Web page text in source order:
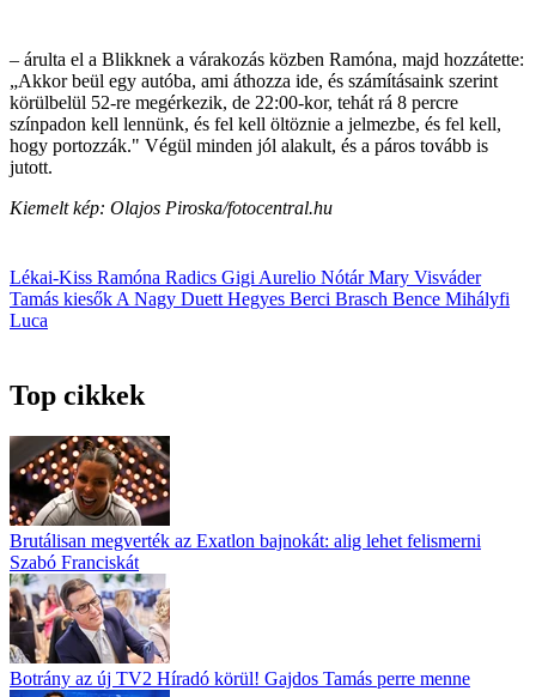
– árulta el a Blikknek a várakozás közben Ramóna, majd hozzátette:
„Akkor beül egy autóba, ami áthozza ide, és számításaink szerint
körülbelül 52-re megérkezik, de 22:00-kor, tehát rá 8 percre
színpadon kell lennünk, és fel kell öltöznie a jelmezbe, és fel kell,
hogy portozzák." Végül minden jól alakult, és a páros tovább is
jutott.
Kiemelt kép: Olajos Piroska/fotocentral.hu
Lékai-Kiss Ramóna Radics GigiAurelio Nótár Mary Visváder
Tamás kiesőkA Nagy DuettHegyes Berci Brasch Bence Mihályfi
Luca
Top cikkek
Brutálisan megverték az Exatlon bajnokát: alig lehet felismerni
Szabó Franciskát
Botrány az új TV2 Híradó körül! Gajdos Tamás perre menne